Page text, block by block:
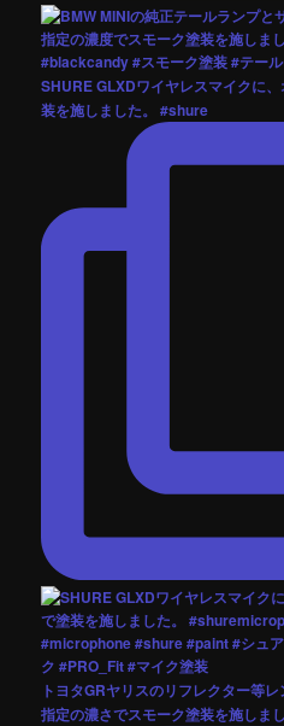
SHURE GLXDワイヤレスマイクに
装を施しました。 #shure
トヨタGRヤリスのリフレクター等
指定の濃さでスモーク塗装を施しま